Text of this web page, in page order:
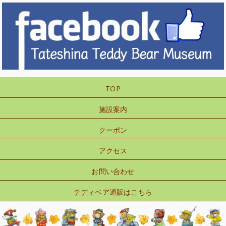
TOP
施設案内
クーポン
アクセス
お問い合わせ
テディベア通販はこちら